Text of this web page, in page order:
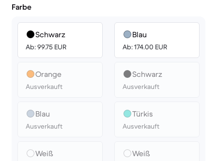
Farbe
Schwarz
Ab: 99.75 EUR
Orange
Ausverkauft
Blau
Ausverkauft
Weiß
Blau
Ab: 174.00 EUR
Schwarz
Ausverkauft
Türkis
Ausverkauft
Weiß